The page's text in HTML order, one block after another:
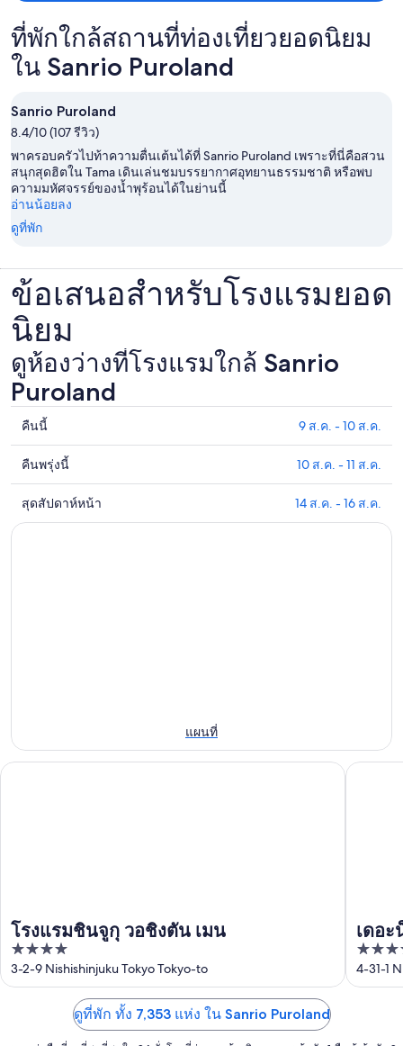
ที่พักใกล้สถานที่ท่องเที่ยวยอดนิยม
ใน Sanrio Puroland
Sanrio Puroland
8.4/10 (107 รีวิว)
พาครอบครัวไปท้าความตื่นเต้นได้ที่ Sanrio Puroland เพราะที่นี่คือสวน
สนุกสุดฮิตใน Tama เดินเล่นชมบรรยากาศอุทยานธรรมชาติ หรือพบ
ความมหัศจรรย์ของน้ำพุร้อนได้ในย่านนี้
อ่านน้อยลง
ดูที่พัก
ข้อเสนอสำหรับโรงแรมยอด
นิยม
ดูห้องว่างที่โรงแรมใกล้ Sanrio
Puroland
ดูรา
คา
ที่พัก
ใกล้
Sanrio
คืนนี้ 9 ส.ค. - 10 ส.ค.
ดูรา
คา
ที่พัก
-
11
คืนพรุ่งนี้ 10 ส.ค. - 11 ส.ค.
ดูรา
คา
-
สุดสัปดาห์หน้า 14 ส.ค. - 16 ส.ค.
แผนที่
โรงแรมชินจูกุ วอชิงตัน เมน
4
out
of
3-2-9 Nishishinjuku Tokyo Tokyo-to
โรงแรมชินจูกุ วอชิงตัน เมน
เดอ
3.5
out
of
4-31-1
เดอะน็อ
ดูที่พัก ทั้ง 7,353 แห่ง ใน Sanrio Puroland